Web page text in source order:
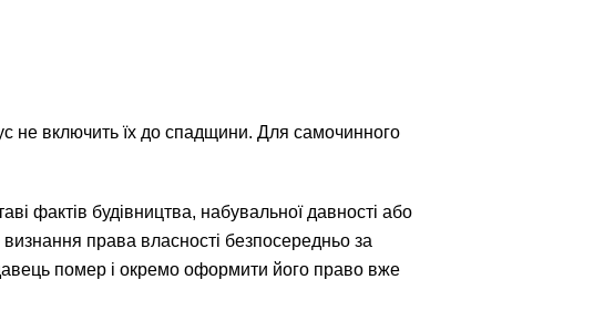
не включить їх до спадщини. Для самочинного
фактів будівництва, набувальної давності або
права власності безпосередньо за
помер і окремо оформити його право вже